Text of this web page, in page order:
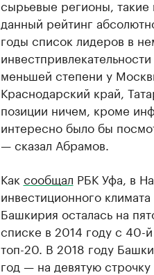
сырьевые регионы, такие
данный рейтинг
годы список лидеров в
меньшей степени у
Краснодарский край,
позиции ничем, кроме
интересно было бы
— сказал Абрамов.
Как сообщал РБК Уфа, в
инвестиционного
Башкирия осталась на
списке в 2014 году с 40-
топ-20. В 2018 году
год — на девятую строчку